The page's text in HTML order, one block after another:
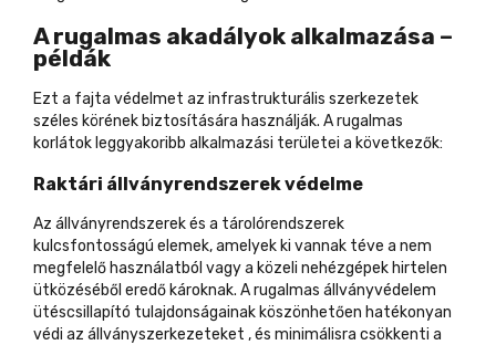
A rugalmas akadályok alkalmazása –
példák
Ezt a fajta védelmet az infrastrukturális szerkezetek
széles körének biztosítására használják. A rugalmas
korlátok leggyakoribb alkalmazási területei a következők:
Raktári állványrendszerek védelme
Az állványrendszerek és a tárolórendszerek
kulcsfontosságú elemek, amelyek ki vannak téve a nem
megfelelő használatból vagy a közeli nehézgépek hirtelen
ütközéséből eredő károknak. A rugalmas állványvédelem
ütéscsillapító tulajdonságainak köszönhetően hatékonyan
védi az állványszerkezeteket ,és minimálisra csökkenti a